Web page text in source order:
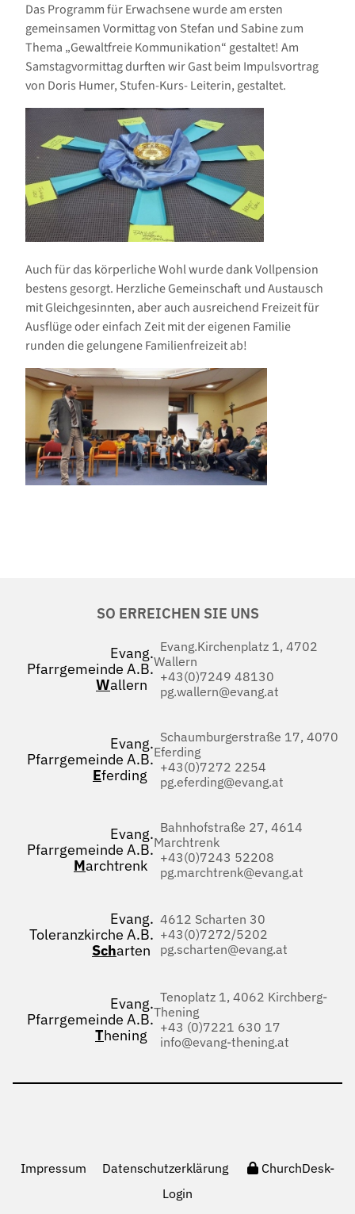
Das Programm für Erwachsene wurde am ersten
gemeinsamen Vormittag von Stefan und Sabine zum
Thema „Gewaltfreie Kommunikation“ gestaltet! Am
Samstagvormittag durften wir Gast beim Impulsvortrag
von Doris Humer, Stufen-Kurs- Leiterin, gestaltet.
Auch für das körperliche Wohl wurde dank Vollpension
bestens gesorgt. Herzliche Gemeinschaft und Austausch
mit Gleichgesinnten, aber auch ausreichend Freizeit für
Ausflüge oder einfach Zeit mit der eigenen Familie
runden die gelungene Familienfreizeit ab!
SO ERREICHEN SIE UNS
Evang.
Pfarrgemeinde A.B.
Wallern
Evang.Kirchenplatz 1, 4702
Wallern
+43(0)7249 48130
pg.wallern@evang.at
Evang.
Pfarrgemeinde A.B.
Eferding
Schaumburgerstraße 17, 4070
Eferding
+43(0)7272 2254
pg.eferding@evang.at
Evang.
Pfarrgemeinde A.B.
Marchtrenk
Bahnhofstraße 27, 4614
Marchtrenk
+43(0)7243 52208
pg.marchtrenk@evang.at
Evang.
Toleranzkirche A.B.
Scharten
4612 Scharten 30
+43(0)7272/5202
pg.scharten@evang.at
Evang.
Pfarrgemeinde A.B.
Thening
Tenoplatz 1, 4062 Kirchberg-
Thening
+43 (0)7221 630 17
info@evang-thening.at
Impressum Datenschutzerklärung
ChurchDesk-
Login